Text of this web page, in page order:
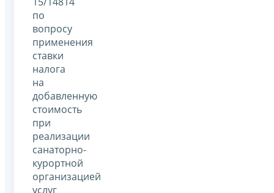
по
вопросу
применения
ставки
налога
на
добавленную
стоимость
при
реализации
санаторно-
курортной
организацией
услуг